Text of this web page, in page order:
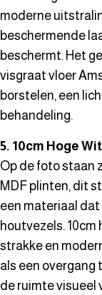
moderne
beschermende
beschermt. Het
visgraat vloer
borstelen, een
behandeling.
5. 10cm Hoge
Op de foto staan
MDF plinten, dit
een materiaal
houtvezels.
strakke en
als een overgang
de ruimte visueel